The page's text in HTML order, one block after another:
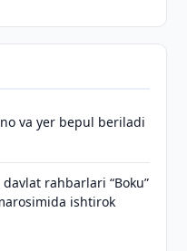
va yer bepul beriladi
rahbarlari “Boku”
ishtirok